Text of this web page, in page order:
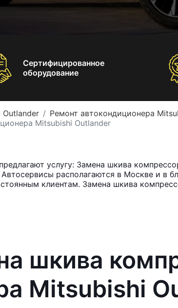
Сертифицированное
оборудование
Outlander
Ремонт автокондиционера
Mitsubishi Outlander
услугу: Замена шкива
Автосервисы располагаются в Москве и
клиентам. Замена шкива
шкива
Mitsubishi